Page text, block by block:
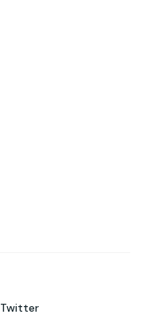
Twitter